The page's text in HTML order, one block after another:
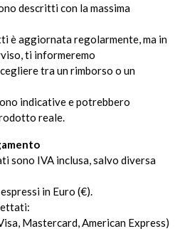
descritti con la massima
è aggiornata regolarmente, ma in
ti informeremo
tra un rimborso o un
indicative e potrebbero
reale.
sono IVA inclusa, salvo diversa
in Euro (€).
Mastercard, American Express)